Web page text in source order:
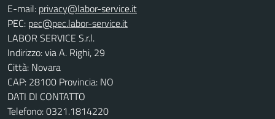
E-mail:
PEC:
LABOR SERVICE S.r.l.
Indirizzo: via A. Righi, 29
Città: Novara
CAP: 28100 Provincia: NO
DATI DI CONTATTO
Telefono: 0321.1814220